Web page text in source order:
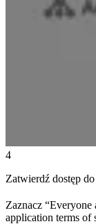
4
Zatwierdź dostęp
Zaznacz “Everyone
application terms of